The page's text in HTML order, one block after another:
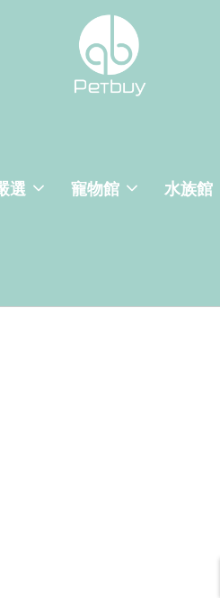
選 寵物館 水族館